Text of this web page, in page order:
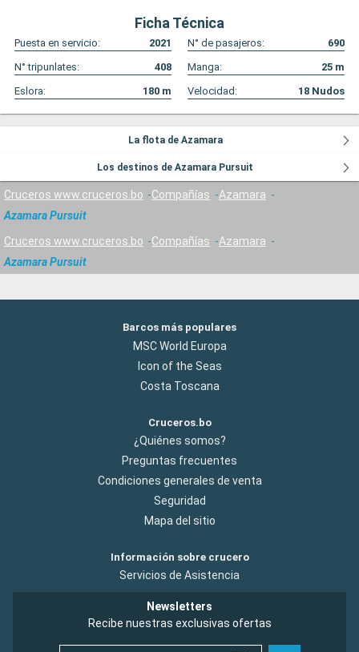
Ficha Técnica
Puesta en servicio: 2021 N° de pasajeros:
690
N° tripunlates:
408 Manga: 25 m
Eslora:
180 m Velocidad: 18 Nudos
La flota de Azamara
Los destinos de Azamara Pursuit
Cruceros www.cruceros.bo Compañías
Azamara
Azamara Pursuit
Cruceros www.cruceros.bo Compañías
Azamara
Azamara Pursuit
Barcos más populares
MSC World Europa
Icon of the Seas
Costa Toscana
Cruceros.bo
¿Quiénes somos?
Preguntas frecuentes
Condiciones generales de venta
Seguridad
Mapa del sitio
Información sobre crucero
Servicios de Asistencia
Newsletters
Recibe nuestras exclusivas ofertas